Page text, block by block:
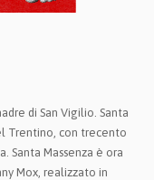
di San Vigilio. Santa
Trentino, con trecento
Santa Massenza è ora
Mox, realizzato in